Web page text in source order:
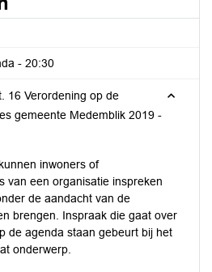
- 20:30
16 Verordening op de
gemeente Medemblik 2019 -
inwoners of
van een organisatie inspreken
de aandacht van de
brengen. Inspraak die gaat over
de agenda staan gebeurt bij het
onderwerp.